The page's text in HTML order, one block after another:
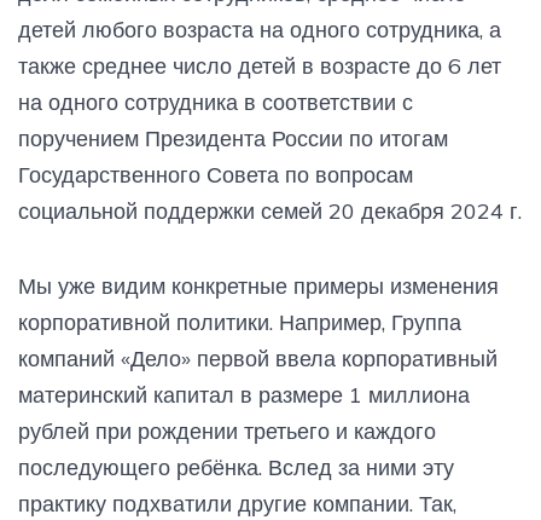
детей любого возраста на одного сотрудника, а
также среднее число детей в возрасте до 6 лет
на одного сотрудника в соответствии с
поручением Президента России по итогам
Государственного Совета по вопросам
социальной поддержки семей 20 декабря 2024 г.
Мы уже видим конкретные примеры изменения
корпоративной политики. Например, Группа
компаний «Дело» первой ввела корпоративный
материнский капитал в размере 1 миллиона
рублей при рождении третьего и каждого
последующего ребёнка. Вслед за ними эту
практику подхватили другие компании. Так,